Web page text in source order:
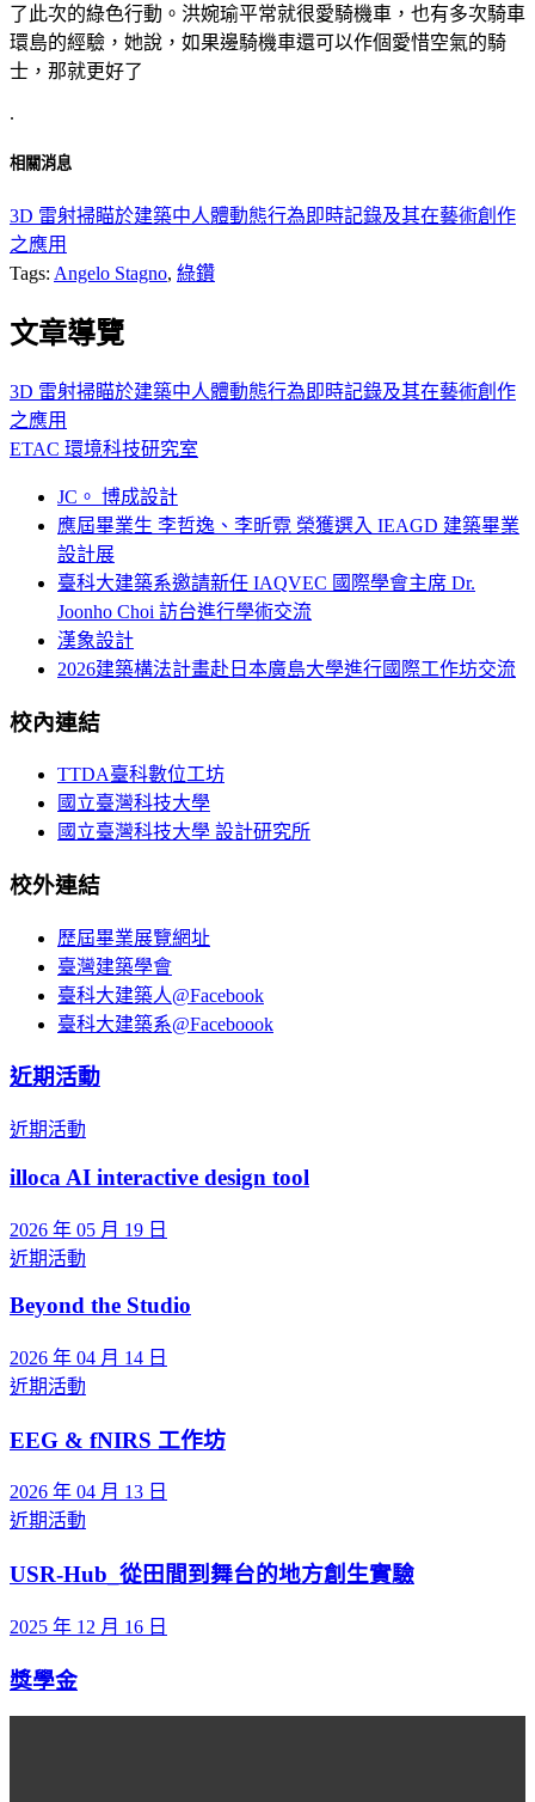
了此次的綠色行動。洪婉瑜平常就很愛騎機車，也有多次騎車
環島的經驗，她說，如果邊騎機車還可以作個愛惜空氣的騎
士，那就更好了
.
相關消息
3D 雷射掃瞄於建築中人體動態行為即時記錄及其在藝術創作
之應用
Tags: Angelo Stagno, 綠鑽
文章導覽
3D 雷射掃瞄於建築中人體動態行為即時記錄及其在藝術創作
之應用
ETAC 環境科技研究室
JC。 博成設計
應屆畢業生 李哲逸、李昕霓 榮獲選入 IEAGD 建築畢業
設計展
臺科大建築系邀請新任 IAQVEC 國際學會主席 Dr.
Joonho Choi 訪台進行學術交流
漢象設計
2026建築構法計畫赴日本廣島大學進行國際工作坊交流
校內連結
TTDA臺科數位工坊
國立臺灣科技大學
國立臺灣科技大學 設計研究所
校外連結
歷屆畢業展覽網址
臺灣建築學會
臺科大建築人@Facebook
臺科大建築系@Faceboook
近期活動
近期活動
illoca AI interactive design tool
2026 年 05 月 19 日
近期活動
Beyond the Studio
2026 年 04 月 14 日
近期活動
EEG & fNIRS 工作坊
2026 年 04 月 13 日
近期活動
USR-Hub_從田間到舞台的地方創生實驗
2025 年 12 月 16 日
獎學金